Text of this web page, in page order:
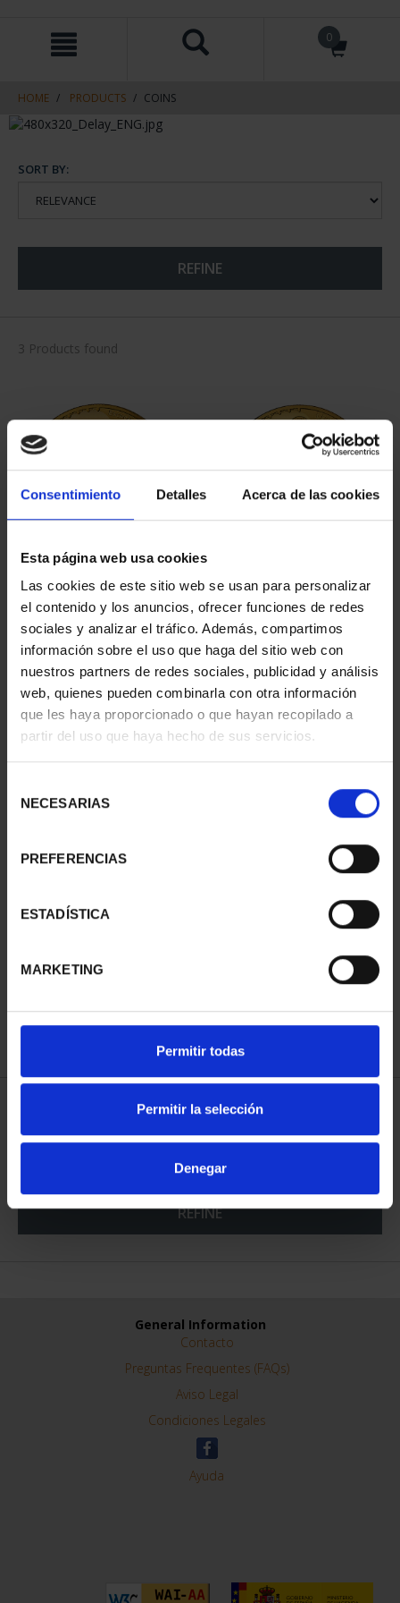
Consentimiento Detalles Acerca de las cookies
Esta página web usa cookies
Las cookies de este sitio web se usan para personalizar
el contenido y los anuncios, ofrecer funciones de redes
sociales y analizar el tráfico. Además, compartimos
información sobre el uso que haga del sitio web con
nuestros partners de redes sociales, publicidad y análisis
web, quienes pueden combinarla con otra información
que les haya proporcionado o que hayan recopilado a
partir del uso que haya hecho de sus servicios.
NECESARIAS
PREFERENCIAS
ESTADÍSTICA
MARKETING
Permitir todas
Permitir la selección
Denegar
navigation
0
HOME PRODUCTS COINS
SORT BY:
REFINE
3 Products found
100 EURO PASITELES
BICENTENARY PRADO
€1,245.00
100 EURO LEONI
BICENTENARY OF THE
PRADO
€1,245.00
100 EURO BENEDETTO
€1,245.00
REFINE
General Information
Contacto
Preguntas Frequentes (FAQs)
Aviso Legal
Condiciones Legales
Ayuda